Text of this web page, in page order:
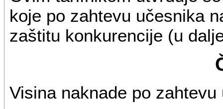
koje po zahtevu učesnika
zaštitu konkurencije (u
Visina naknade po